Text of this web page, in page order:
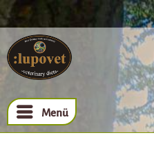
Menü